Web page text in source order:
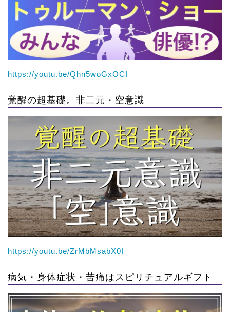
https://youtu.be/Qhn5woGxOCI
覚醒の超基礎。非二元・空意識
https://youtu.be/ZrMbMsabX0I
病気・身体症状・苦痛はスピリチュアルギフト